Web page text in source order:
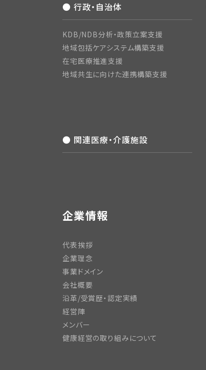
● 行政・自治体
KDB/NDB分析・政策立案支援
地域包括ケアシステム構築支援
在宅医療推進支援
地域共生に向けた連携構築支援
● 関連医療・介護施設
企業情報
代表挨拶
企業理念
事業ドメイン
会社概要
沿革/受賞歴・認定実績
経営陣
メンバー
健康経営の取り組みについて